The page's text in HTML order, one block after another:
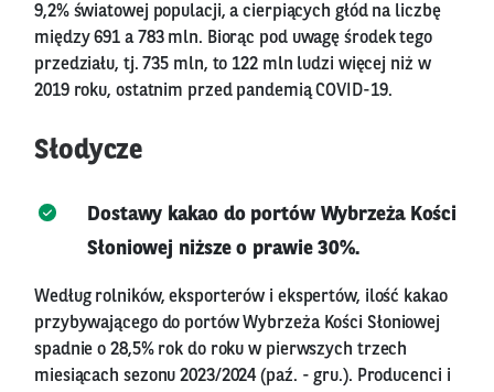
9,2% światowej populacji, a cierpiących głód na liczbę
między 691 a 783 mln. Biorąc pod uwagę środek tego
przedziału, tj. 735 mln, to 122 mln ludzi więcej niż w
2019 roku, ostatnim przed pandemią COVID-19.
Słodycze
Dostawy kakao do portów Wybrzeża Kości
Słoniowej niższe o prawie 30%.
Według rolników, eksporterów i ekspertów, ilość kakao
przybywającego do portów Wybrzeża Kości Słoniowej
spadnie o 28,5% rok do roku w pierwszych trzech
miesiącach sezonu 2023/2024 (paź. - gru.). Producenci i